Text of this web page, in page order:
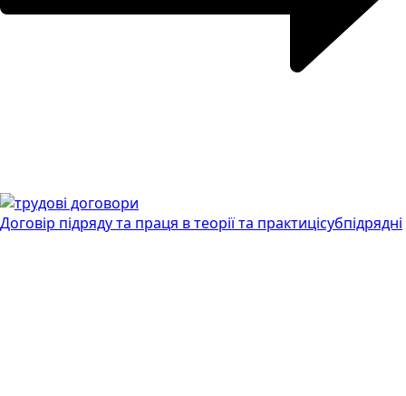
Договір підряду та праця в теорії та практицісубпідрядні